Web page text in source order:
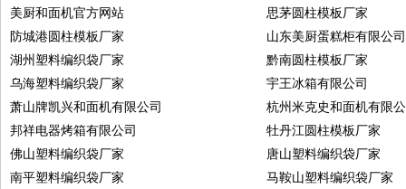
美厨和面机官方网站
思茅圆柱模板厂家
防城港圆柱模板厂家
山东美厨蛋糕柜有限公司
湖州塑料编织袋厂家
黔南圆柱模板厂家
乌海塑料编织袋厂家
宇王冰箱有限公司
萧山牌凯兴和面机有限公司
杭州米克史和面机有限
邦祥电器烤箱有限公司
牡丹江圆柱模板厂家
佛山塑料编织袋厂家
唐山塑料编织袋厂家
南平塑料编织袋厂家
马鞍山塑料编织袋厂家